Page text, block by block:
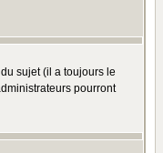
sujet (il a toujours le
pourront